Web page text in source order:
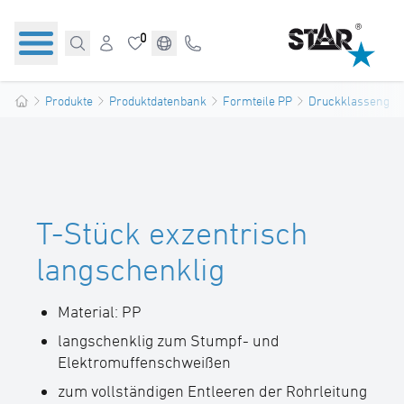
0
Produkte Produktdatenbank Formteile PP
T-Stück exzentrisch
langschenklig
Material: PP
langschenklig zum Stumpf- und
Elektromuffenschweißen
zum vollständigen Entleeren der Rohrleitung